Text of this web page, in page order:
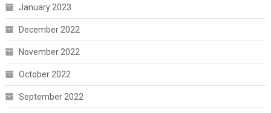
January 2023
December 2022
November 2022
October 2022
September 2022